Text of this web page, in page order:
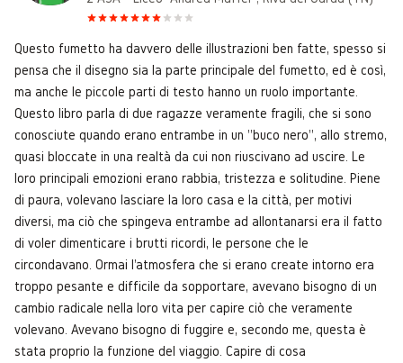
Questo fumetto ha davvero delle illustrazioni ben fatte, spesso si
pensa che il disegno sia la parte principale del fumetto, ed è così,
ma anche le piccole parti di testo hanno un ruolo importante.
Questo libro parla di due ragazze veramente fragili, che si sono
conosciute quando erano entrambe in un "buco nero", allo stremo,
quasi bloccate in una realtà da cui non riuscivano ad uscire. Le
loro principali emozioni erano rabbia, tristezza e solitudine. Piene
di paura, volevano lasciare la loro casa e la città, per motivi
diversi, ma ciò che spingeva entrambe ad allontanarsi era il fatto
di voler dimenticare i brutti ricordi, le persone che le
circondavano. Ormai l'atmosfera che si erano create intorno era
troppo pesante e difficile da sopportare, avevano bisogno di un
cambio radicale nella loro vita per capire ciò che veramente
volevano. Avevano bisogno di fuggire e, secondo me, questa è
stata proprio la funzione del viaggio. Capire di cosa